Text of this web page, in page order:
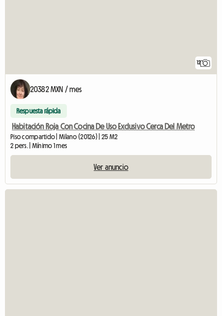
12
20382 MXN / mes
Respuesta rápida
Habitación Roja Con Cocina De Uso Exclusivo Cerca Del Metro
Piso compartido | Milano (20126) | 25 M2
2 pers. | Mínimo 1 mes
Ver anuncio